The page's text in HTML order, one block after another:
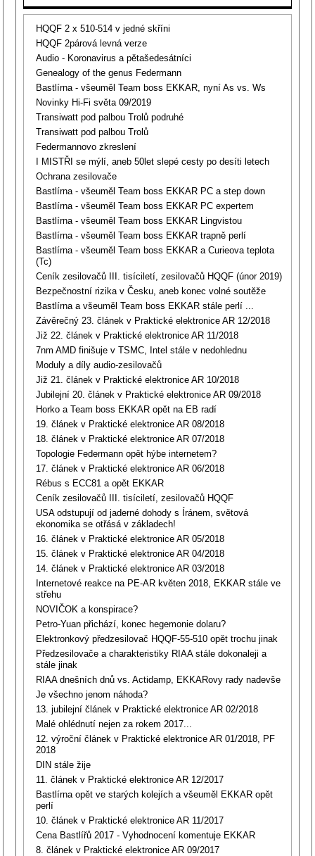
HQQF 2 x 510-514 v jedné skříni
HQQF 2párová levná verze
Audio - Koronavirus a pětašedesátníci
Genealogy of the genus Federmann
Bastlírna - všeuměl Team boss EKKAR, nyní As vs. Ws
Novinky Hi-Fi světa 09/2019
Transiwatt pod palbou Trolů podruhé
Transiwatt pod palbou Trolů
Federmannovo zkreslení
I MISTŘI se mýlí, aneb 50let slepé cesty po desíti letech
Ochrana zesilovače
Bastlírna - všeuměl Team boss EKKAR PC a step down
Bastlírna - všeuměl Team boss EKKAR PC expertem
Bastlírna - všeuměl Team boss EKKAR Lingvistou
Bastlírna - všeuměl Team boss EKKAR trapně perlí
Bastlírna - všeuměl Team boss EKKAR a Curieova teplota
(Tc)
Ceník zesilovačů III. tisíciletí, zesilovačů HQQF (únor 2019)
Bezpečnostní rizika v Česku, aneb konec volné soutěže
Bastlírna a všeuměl Team boss EKKAR stále perlí ...
Závěrečný 23. článek v Praktické elektronice AR 12/2018
Již 22. článek v Praktické elektronice AR 11/2018
7nm AMD finišuje v TSMC, Intel stále v nedohlednu
Moduly a díly audio-zesilovačů
Již 21. článek v Praktické elektronice AR 10/2018
Jubilejní 20. článek v Praktické elektronice AR 09/2018
Horko a Team boss EKKAR opět na EB radí
19. článek v Praktické elektronice AR 08/2018
18. článek v Praktické elektronice AR 07/2018
Topologie Federmann opět hýbe internetem?
17. článek v Praktické elektronice AR 06/2018
Rébus s ECC81 a opět EKKAR
Ceník zesilovačů III. tisíciletí, zesilovačů HQQF
USA odstupují od jaderné dohody s Íránem, světová
ekonomika se otřásá v základech!
16. článek v Praktické elektronice AR 05/2018
15. článek v Praktické elektronice AR 04/2018
14. článek v Praktické elektronice AR 03/2018
Internetové reakce na PE-AR květen 2018, EKKAR stále ve
střehu
NOVIČOK a konspirace?
Petro-Yuan přichází, konec hegemonie dolaru?
Elektronkový předzesilovač HQQF-55-510 opět trochu jinak
Předzesilovače a charakteristiky RIAA stále dokonaleji a
stále jinak
RIAA dnešních dnů vs. Actidamp, EKKARovy rady nadevše
Je všechno jenom náhoda?
13. jubilejní článek v Praktické elektronice AR 02/2018
Malé ohlédnutí nejen za rokem 2017...
12. výroční článek v Praktické elektronice AR 01/2018, PF
2018
DIN stále žije
11. článek v Praktické elektronice AR 12/2017
Bastlírna opět ve starých kolejích a všeuměl EKKAR opět
perlí
10. článek v Praktické elektronice AR 11/2017
Cena Bastlířů 2017 - Vyhodnocení komentuje EKKAR
8. článek v Praktické elektronice AR 09/2017